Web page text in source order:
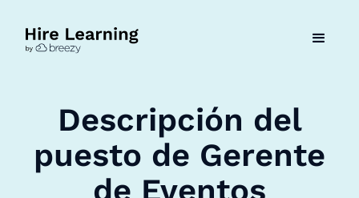
Descripción del
puesto de Gerente
de Eventos